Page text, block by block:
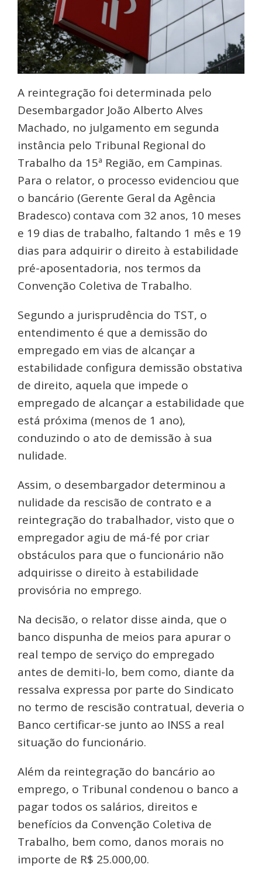
A reintegração foi determinada pelo
Desembargador João Alberto Alves
Machado, no julgamento em segunda
instância pelo Tribunal Regional do
Trabalho da 15ª Região, em Campinas.
Para o relator, o processo evidenciou que
o bancário (Gerente Geral da Agência
Bradesco) contava com 32 anos, 10 meses
e 19 dias de trabalho, faltando 1 mês e 19
dias para adquirir o direito à estabilidade
pré-aposentadoria, nos termos da
Convenção Coletiva de Trabalho.
Segundo a jurisprudência do TST, o
entendimento é que a demissão do
empregado em vias de alcançar a
estabilidade configura demissão obstativa
de direito, aquela que impede o
empregado de alcançar a estabilidade que
está próxima (menos de 1 ano),
conduzindo o ato de demissão à sua
nulidade.
Assim, o desembargador determinou a
nulidade da rescisão de contrato e a
reintegração do trabalhador, visto que o
empregador agiu de má-fé por criar
obstáculos para que o funcionário não
adquirisse o direito à estabilidade
provisória no emprego.
Na decisão, o relator disse ainda, que o
banco dispunha de meios para apurar o
real tempo de serviço do empregado
antes de demiti-lo, bem como, diante da
ressalva expressa por parte do Sindicato
no termo de rescisão contratual, deveria o
Banco certificar-se junto ao INSS a real
situação do funcionário.
Além da reintegração do bancário ao
emprego, o Tribunal condenou o banco a
pagar todos os salários, direitos e
benefícios da Convenção Coletiva de
Trabalho, bem como, danos morais no
importe de R$ 25.000,00.